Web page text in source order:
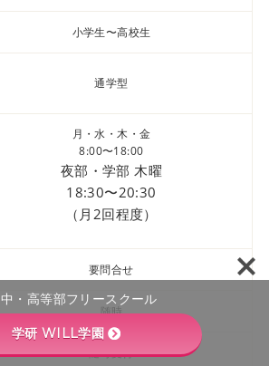
小学生〜高校生
通学型
月・水・木・金
8:00〜18:00
夜部・学部 木曜
18:30〜20:30
（月2回程度）
要問合せ
随時
随時受付
・高等部フリースクール
学研 WILL学園